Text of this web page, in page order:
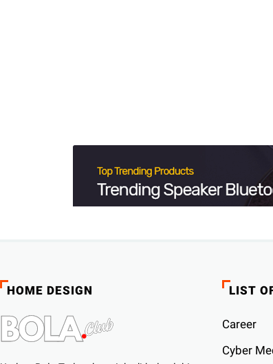
HOME DESIGN LIST
Career
Cyber